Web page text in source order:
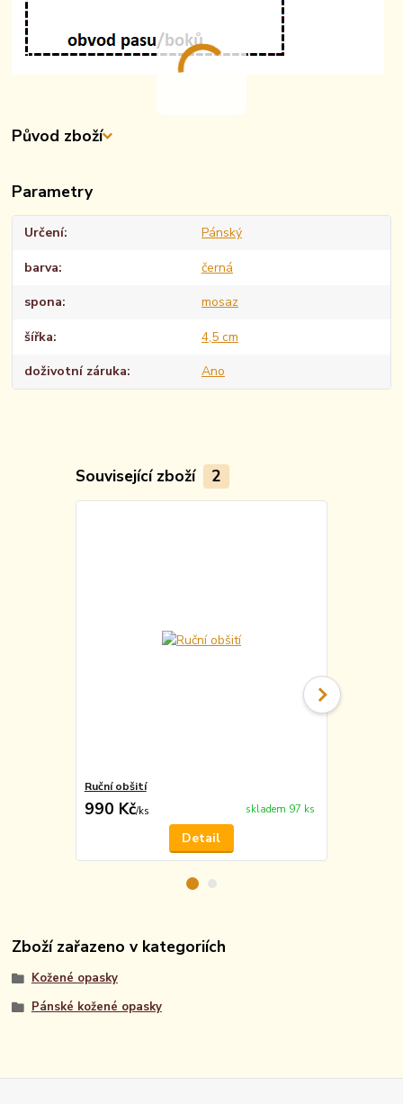
Původ zboží
Parametry
Určení Pánský
barva černá
spona mosaz
šířka 4,5 cm
doživotní záruka Ano
Související zboží 2
Ruční obšití
990 Kč/ks skladem 97 ks
Detail
Zboží zařazeno v kategoriích
Kožené opasky
Pánské kožené opasky